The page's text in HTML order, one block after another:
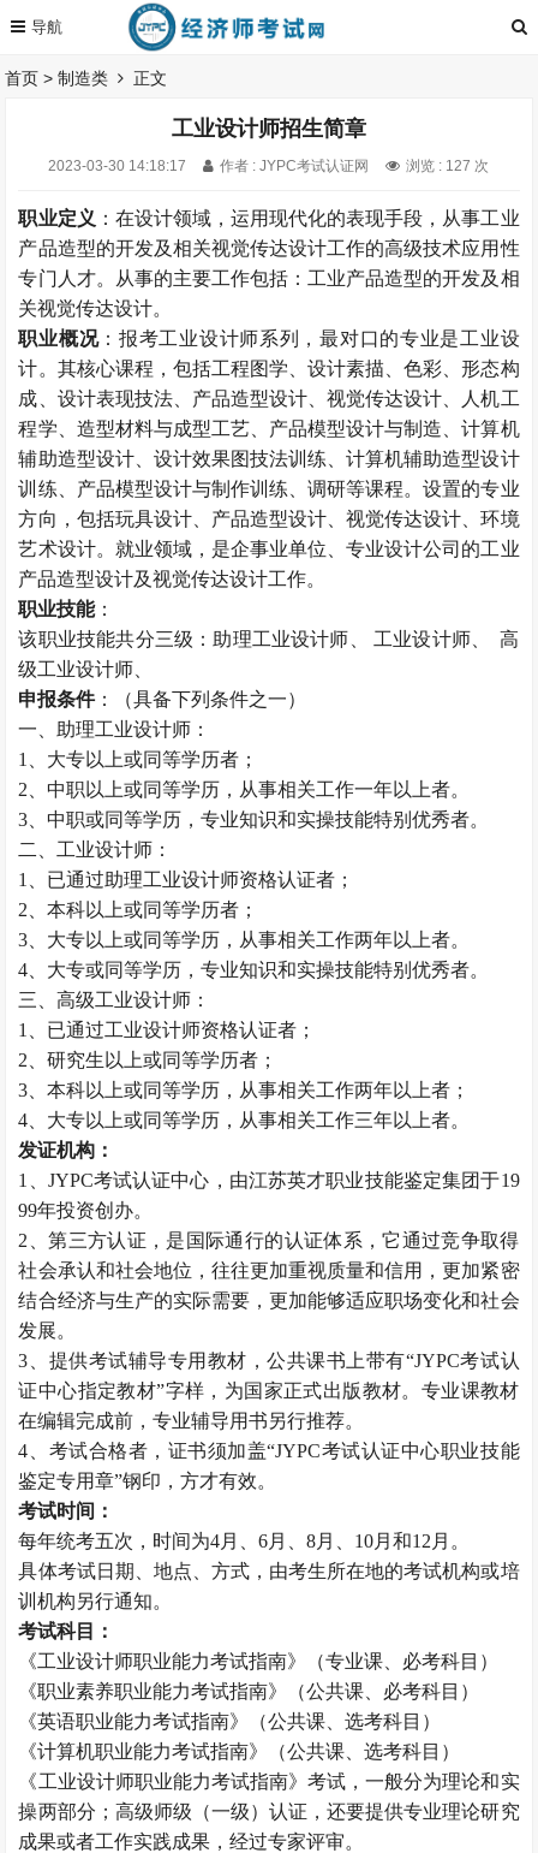
首页 >制造类 正文
工业设计师招生简章
2023-03-30 14:18:17 作者 : JYPC考试认证网 浏览 : 127 次
职业定义 ：在设计领域，运用现代化的表现手段，从事工业
产品造型的开发及相关视觉传达设计工作的高级技术应用性
专门人才。从事的主要工作包括：工业产品造型的开发及相
关视觉传达设计。
职业概况：报考工业设计师系列，最对口的专业是工业设
计。其核心课程，包括工程图学、设计素描、色彩、形态构
成、设计表现技法、产品造型设计、视觉传达设计、人机工
程学、造型材料与成型工艺、产品模型设计与制造、计算机
辅助造型设计、设计效果图技法训练、计算机辅助造型设计
训练、产品模型设计与制作训练、调研等课程。设置的专业
方向，包括玩具设计、产品造型设计、视觉传达设计、环境
艺术设计。就业领域，是企事业单位、专业设计公司的工业
产品造型设计及视觉传达设计工作。
职业技能：
该职业技能共分三级：助理工业设计师、 工业设计师、 高
级工业设计师、
申报条件：（具备下列条件之一）
一、助理工业设计师：
1、大专以上或同等学历者；
2、中职以上或同等学历，从事相关工作一年以上者。
3、中职或同等学历，专业知识和实操技能特别优秀者。
二、工业设计师：
1、已通过助理工业设计师资格认证者；
2、本科以上或同等学历者；
3、大专以上或同等学历，从事相关工作两年以上者。
4、大专或同等学历，专业知识和实操技能特别优秀者。
三、高级工业设计师：
1、已通过工业设计师资格认证者；
2、研究生以上或同等学历者；
3、本科以上或同等学历，从事相关工作两年以上者；
4、大专以上或同等学历，从事相关工作三年以上者。
发证机构：
1、JYPC考试认证中心，由江苏英才职业技能鉴定集团于19
99年投资创办。
2、第三方认证，是国际通行的认证体系，它通过竞争取得
社会承认和社会地位，往往更加重视质量和信用，更加紧密
结合经济与生产的实际需要，更加能够适应职场变化和社会
发展。
3、提供考试辅导专用教材，公共课书上带有“JYPC考试认
证中心指定教材”字样，为国家正式出版教材。专业课教材
在编辑完成前，专业辅导用书另行推荐。
4、考试合格者，证书须加盖“JYPC考试认证中心职业技能
鉴定专用章”钢印，方才有效。
考试时间：
每年统考五次，时间为4月、6月、8月、10月和12月。
具体考试日期、地点、方式，由考生所在地的考试机构或培
训机构另行通知。
考试科目：
《工业设计师职业能力考试指南》（专业课、必考科目）
《职业素养职业能力考试指南》（公共课、必考科目）
《英语职业能力考试指南》（公共课、选考科目）
《计算机职业能力考试指南》（公共课、选考科目）
《工业设计师职业能力考试指南》考试，一般分为理论和实
操两部分；高级师级（一级）认证，还要提供专业理论研究
成果或者工作实践成果，经过专家评审。